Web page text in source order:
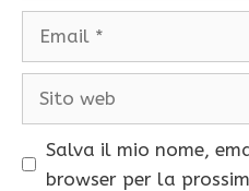
Salva il mio nome,
browser per la